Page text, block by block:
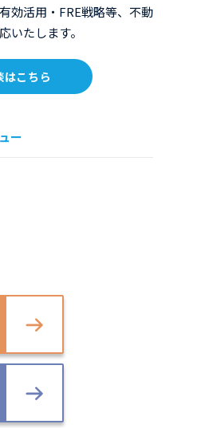
効活用・FRE戦略等、不動
いたします。
はこちら
ー